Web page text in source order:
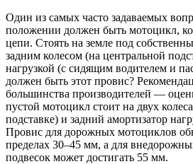
Один из самых часто задаваемых
положении должен быть мотоцикл,
цепи. Стоять на земле под
задним колесом (на центральной
нагрузкой (с сидящим водителем и
должен быть этот провис?
большинства производителей —
пустой мотоцикл стоит на двух
подставке) и задний амортизатор
Провис для дорожных мотоциклов
пределах 30–45 мм, а для
подвесок может достигать 55 мм.